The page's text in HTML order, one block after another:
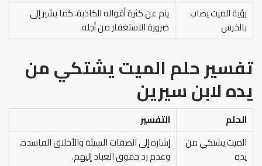
رؤية الميت يصاب
بالخرس
ينم عن كثرة أقواله الكاذبة، كما يشير إلى
ضرورة الاستغفار من أجله.
تفسير حلم الميت يشتكي من
يدهلابن سيرين
الحلم
التفسير
الميت يشتكي من
يده
إشارة إلى الصفات السيئة والأخلاق الفاسدة،
وعدم رد حقوق العباد إليهم.